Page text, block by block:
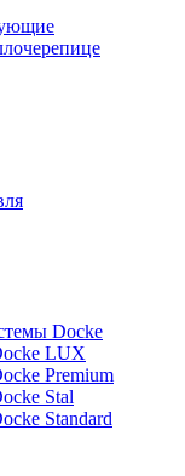
Docke
LUX
Premium
Stal
Standard